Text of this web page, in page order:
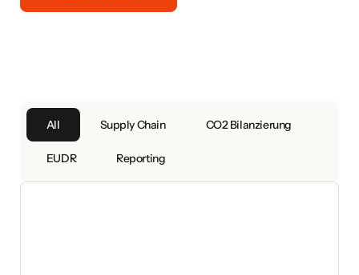
All Supply Chain CO2 Bilanzierung
EUDR Reporting